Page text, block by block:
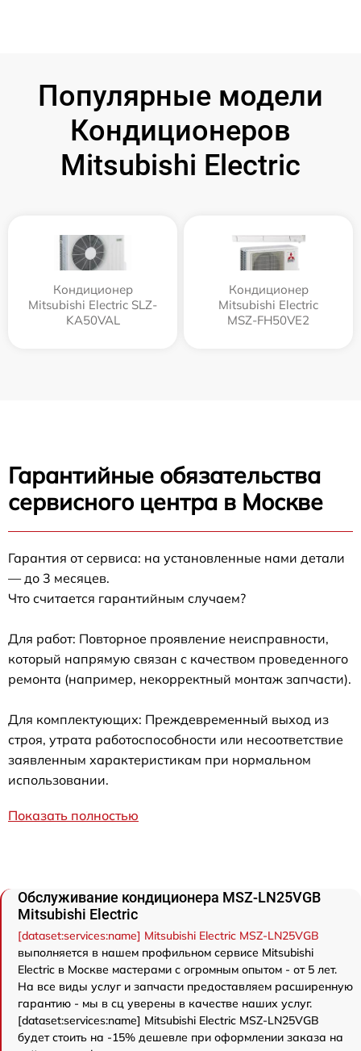
Популярные модели
Кондиционеров
Mitsubishi Electric
Кондиционер
Mitsubishi Electric SLZ-
KA50VAL
Кондиционер
Mitsubishi Electric
MSZ-FH50VE2
Гарантийные обязательства
сервисного центра в Москве
Гарантия от сервиса: на установленные нами детали
— до 3 месяцев.
Что считается гарантийным случаем?
Для работ: Повторное проявление неисправности,
который напрямую связан с качеством проведенного
ремонта (например, некорректный монтаж запчасти).
Для комплектующих: Преждевременный выход из
строя, утрата работоспособности или несоответствие
заявленным характеристикам при нормальном
использовании.
Показать полностью
Обслуживание кондиционера MSZ-LN25VGB
Mitsubishi Electric
[dataset:services:name] Mitsubishi Electric MSZ-LN25VGB
выполняется в нашем профильном сервисе Mitsubishi
Electric в Москве мастерами с огромным опытом - от 5 лет.
На все виды услуг и запчасти предоставляем расширенную
гарантию - мы в сц уверены в качестве наших услуг.
[dataset:services:name] Mitsubishi Electric MSZ-LN25VGB
будет стоить на -15% дешевле при оформлении заказа на